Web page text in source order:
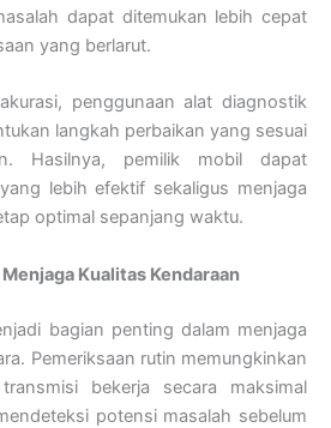
dapat ditemukan lebih cepat
yang berlarut.
penggunaan alat diagnostik
langkah perbaikan yang sesuai
Hasilnya, pemilik mobil dapat
lebih efektif sekaligus menjaga
optimal sepanjang waktu.
Kualitas Kendaraan
bagian penting dalam menjaga
Pemeriksaan rutin memungkinkan
bekerja secara maksimal
potensi masalah sebelum